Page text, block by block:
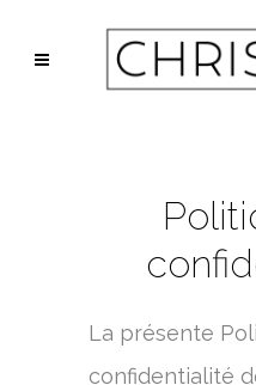
La présente
confidentialité